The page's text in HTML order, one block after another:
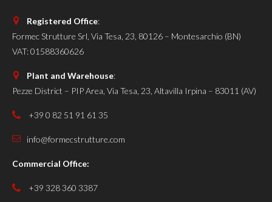
Registered Office:
Formec Strutture Srl, Via Tesa, 23, 80126 – Montesarchio (BN)
VAT: 01588360626
Plant and Warehouse:
Pezze District – PIP Area, Via Tesa, 23, Altavilla Irpina – 83011 (AV)
+39 0 82 51 91 61 35
info@formecstrutture.com
Commercial Office:
+39 328 360 3387